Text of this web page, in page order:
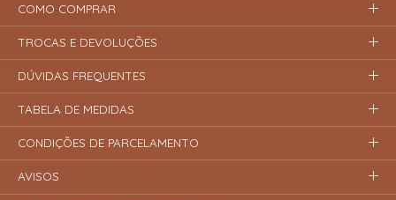
COMO COMPRAR
TROCAS E DEVOLUÇÕES
DÚVIDAS FREQUENTES
TABELA DE MEDIDAS
CONDIÇÕES DE PARCELAMENTO
AVISOS